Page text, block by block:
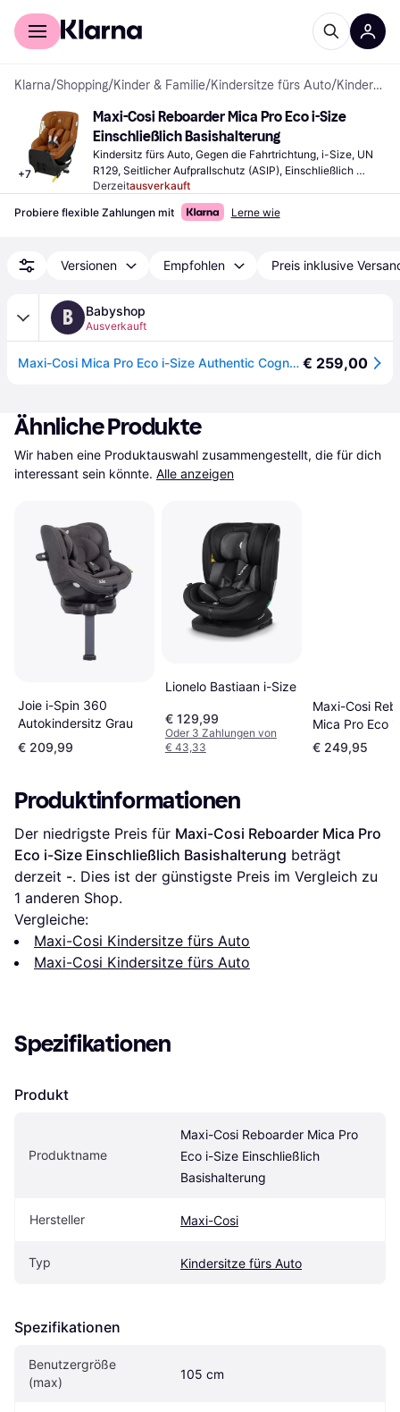
Für Shopper
Klarna/Shopping/Kinder & Familie/Kindersitze fürs Auto/ Kindersitze fürs Auto
+7
Maxi-Cosi Reboarder Mica Pro Eco i-Size
Einschließlich Basishalterung
Kindersitz fürs Auto, Gegen die Fahrtrichtung, i-Size, UN
R129, Seitlicher Aufprallschutz (ASIP), Einschließlich
Basishalterung, Waschbarer Bezug, Drehbar, Verstellbare
Derzeitausverkauft
Probiere flexible Zahlungen mit
Lerne wie
Versionen Empfohlen Preis inklusive
B Babyshop
Ausverkauft
Maxi-Cosi Mica Pro Eco i-Size Authentic Cognac (40-105cm) € 259,00
Ähnliche Produkte
Wir haben eine Produktauswahl zusammengestellt, die für dich
interessant sein könnte. Alle anzeigen
Joie i-Spin 360
Autokindersitz Grau
€ 209,99
Lionelo Bastiaan i-Size
€ 129,99
Oder 3 Zahlungen von
€ 43,33
Maxi-Cosi
Mica Pro Eco
Einschließlich
Basishalterung
€ 249,95
Produktinformationen
Der niedrigste Preis für Maxi-Cosi Reboarder Mica Pro
Eco i-Size Einschließlich Basishalterung beträgt
derzeit -. Dies ist der günstigste Preis im Vergleich zu
1 anderen Shop.
Vergleiche:
Maxi-Cosi Kindersitze fürs Auto
Maxi-Cosi Kindersitze fürs Auto
Spezifikationen
Produkt
Produktname
Maxi-Cosi Reboarder Mica Pro
Eco i-Size Einschließlich
Basishalterung
Hersteller Maxi-Cosi
Typ Kindersitze fürs Auto
Spezifikationen
Benutzergröße
(max)
105 cm